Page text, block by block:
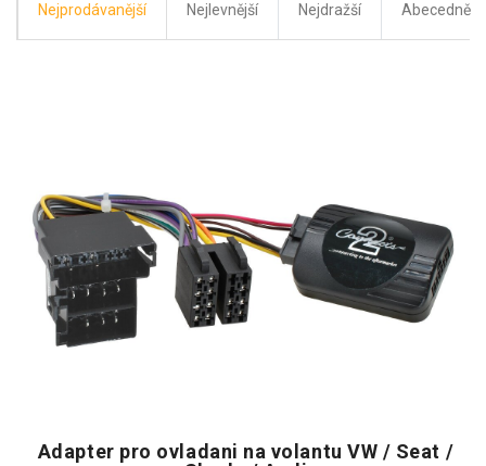
Nejprodávanější Nejlevnější Nejdražší Abecedně
Adapter pro ovladani na volantu VW / Seat /